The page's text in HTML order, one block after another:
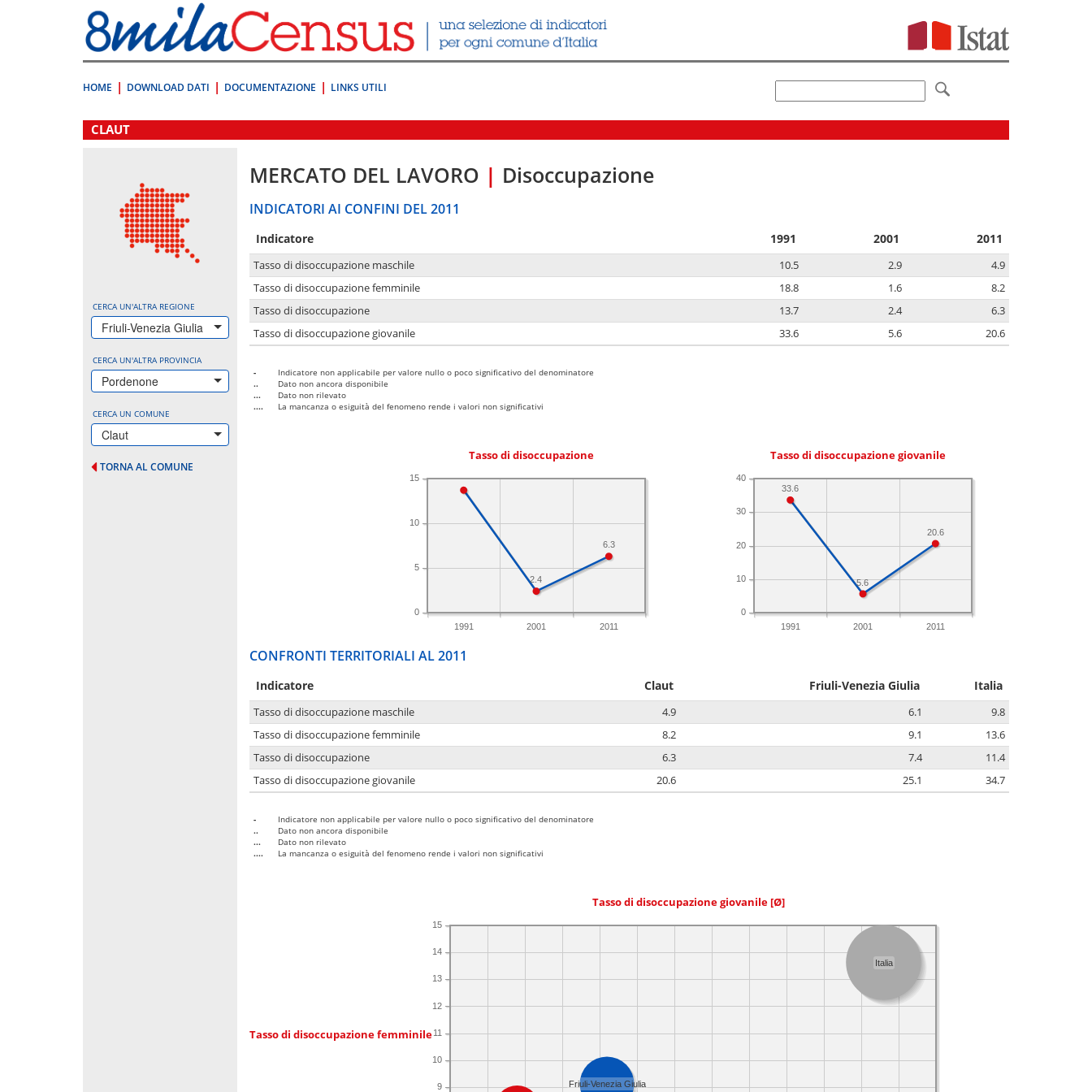
direttamente
a:
Contenuto
HOME DOWNLOAD DATI DOCUMENTAZIONE LINKS UTILI
.
CLAUT
CERCA UN'ALTRA REGIONE
Friuli-Venezia Giulia
CERCA UN'ALTRA PROVINCIA
Pordenone
CERCA UN COMUNE
Claut
TORNA AL COMUNE
MERCATO DEL LAVORO | Disoccupazione
INDICATORI AI CONFINI DEL 2011
Indicatore 1991 2001 2011
Tasso di disoccupazione maschile 10.5 2.9
4.9
Tasso di disoccupazione femminile
18.8 1.6
8.2
Tasso di disoccupazione
13.7 2.4
6.3
Tasso di disoccupazione giovanile
33.6 5.6 20.6
-
Indicatore non applicabile per valore nullo o poco significativo del denominatore
..
Dato non ancora disponibile
...
Dato non rilevato
....
La mancanza o esiguità del fenomeno rende i valori non significativi
Tasso di disoccupazione
1991 2001 2011
0
5
10
15
6.3
2.4
Tasso di disoccupazione giovanile
1991 2001 2011
0
10
20
30
40
20.6
5.6
33.6
CONFRONTI TERRITORIALI AL 2011
Indicatore Claut Friuli-Venezia Giulia Italia
Tasso di disoccupazione maschile 4.9 6.1
9.8
Tasso di disoccupazione femminile
8.2 9.1
13.6
Tasso di disoccupazione
6.3 7.4
11.4
Tasso di disoccupazione giovanile
20.6 25.1 34.7
-
Indicatore non applicabile per valore nullo o poco significativo del denominatore
..
Dato non ancora disponibile
...
Dato non rilevato
....
La mancanza o esiguità del fenomeno rende i valori non significativi
Tasso di disoccupazione giovanile [Ø]
Tasso di disoccupazione femminile
9
10
11
12
13
14
15
Italia
Friuli-Venezia Giulia